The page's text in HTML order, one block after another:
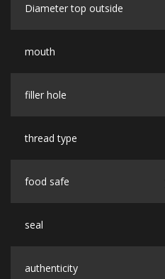
Diameter top outside
mouth
filler hole
thread type
food safe
seal
authenticity